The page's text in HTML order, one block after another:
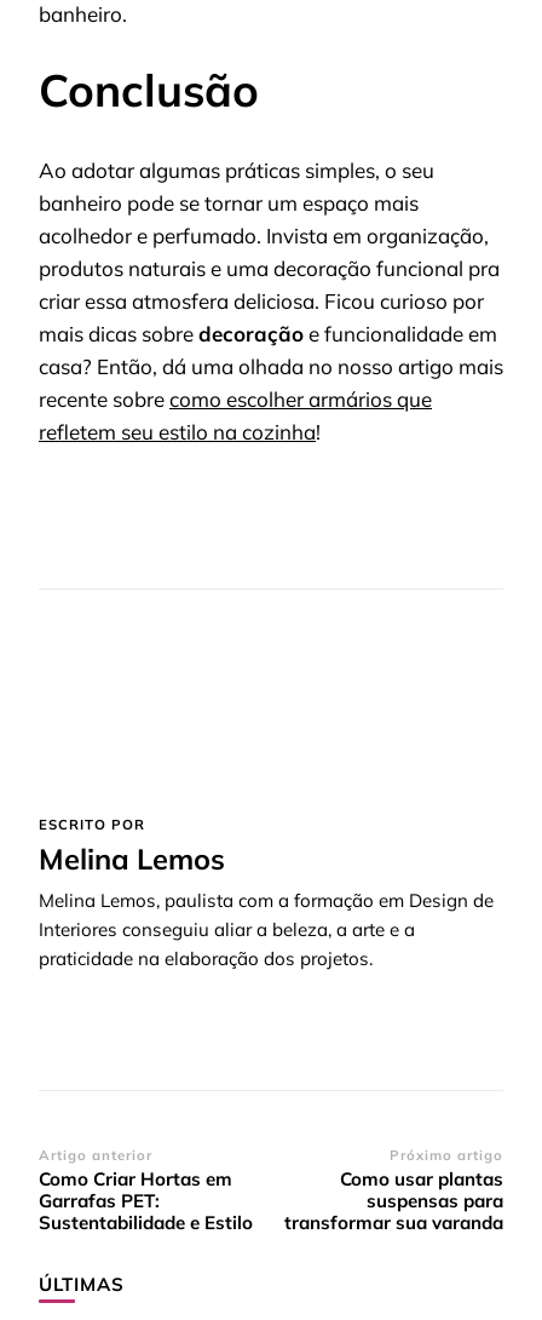
banheiro.
Conclusão
Ao adotar algumas práticas simples, o seu
banheiro pode se tornar um espaço mais
acolhedor e perfumado. Invista em organização,
produtos naturais e uma decoração funcional pra
criar essa atmosfera deliciosa. Ficou curioso por
mais dicas sobredecoraçãoe funcionalidade em
casa? Então, dá uma olhada no nosso artigo mais
recente sobrecomo escolher armários que
refletem seu estilo na cozinha!
ESCRITO POR
Melina Lemos
Melina Lemos, paulista com a formação em Design de
Interiores conseguiu aliar a beleza, a arte e a
praticidade na elaboração dos projetos.
Navegação
de
post
Artigo anterior
Como Criar Hortas em
Garrafas PET:
Sustentabilidade e Estilo
Próximo artigo
Como usar plantas
suspensas para
transformar sua varanda
ÚLTIMAS